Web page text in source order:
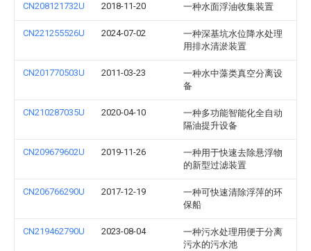
CN208121732U 2018-11-20 一种水面浮油收集装置
CN221255526U 2024-07-02
一种深基坑水位降水处理
用排水清淤装置
CN201770503U 2011-03-23
一种水中藻类真空分离设
备
CN210287035U 2020-04-10
一种多功能智能化全自动
隔油提升设备
CN209679602U 2019-11-26
一种用于快速去除悬浮物
的新型过滤装置
CN206766290U 2017-12-19
一种可快速清除浮萍的环
保船
CN219462790U 2023-08-04
一种污水处理用便于分离
污水的污水池